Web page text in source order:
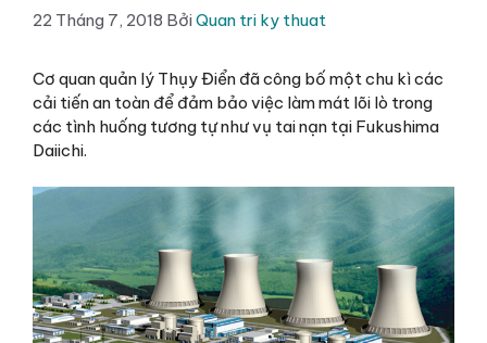
22 Tháng 7, 2018 BởiQuan tri ky thuat
Cơ quan quản lý Thụy Điển đã công bố một chu kì các
cải tiến an toàn để đảm bảo việc làm mát lõi lò trong
các tình huống tương tự như vụ tai nạn tại Fukushima
Daiichi.